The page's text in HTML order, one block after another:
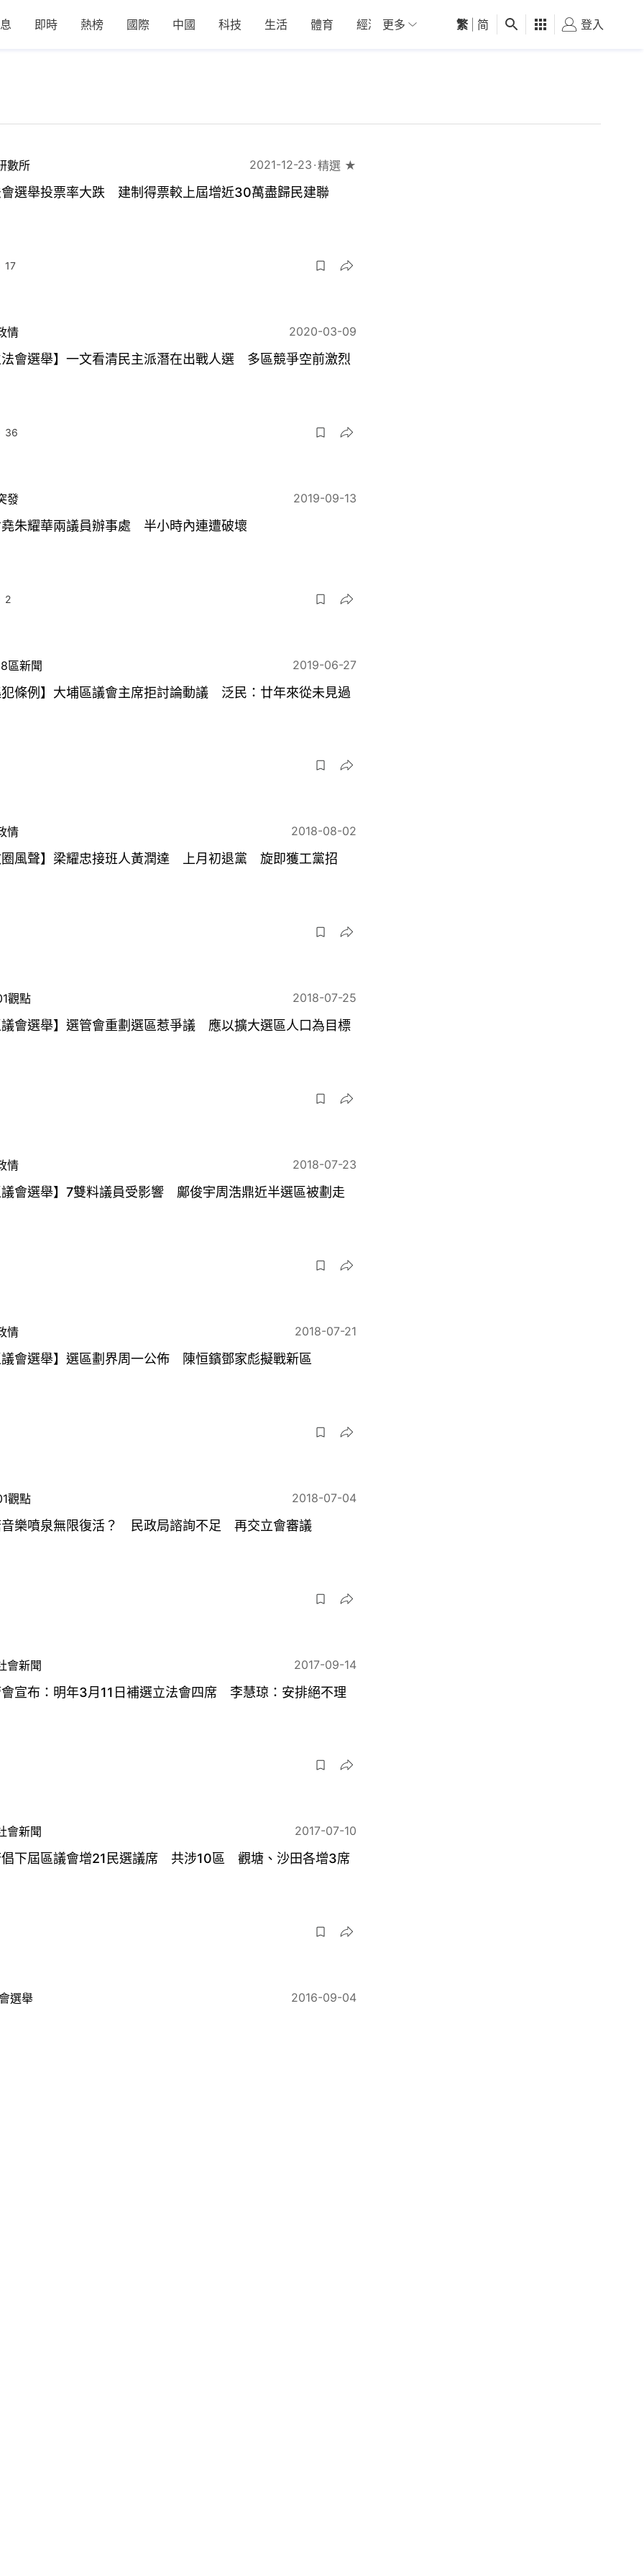
即時 熱榜 國際 中國 科技 生活 體育 經濟 01深圳 觀點 健康 好食玩飛
更多 繁 简 登入
數所 2021-12-23 精選 ★
選舉投票率大跌 建制得票較上屆增近30萬盡歸民建聯
17
情 2020-03-09
會選舉】一文看清民主派潛在出戰人選 多區競爭空前激烈
36
發 2019-09-13
朱耀華兩議員辦事處 半小時內連遭破壞
2
區新聞 2019-06-27
條例】大埔區議會主席拒討論動議 泛民：廿年來從未見過
情 2018-08-02
風聲】梁耀忠接班人黃潤達 上月初退黨 旋即獲工黨招
觀點 2018-07-25
會選舉】選管會重劃選區惹爭議 應以擴大選區人口為目標
情 2018-07-23
會選舉】7雙料議員受影響 鄺俊宇周浩鼎近半選區被劃走
情 2018-07-21
會選舉】選區劃界周一公佈 陳恒鑌鄧家彪擬戰新區
觀點 2018-07-04
樂噴泉無限復活？ 民政局諮詢不足 再交立會審議
會新聞 2017-09-14
宣布：明年3月11日補選立法會四席 李慧琼：安排絕不理
會新聞 2017-07-10
下屆區議會增21民選議席 共涉10區 觀塘、沙田各增3席
選舉 2016-09-04